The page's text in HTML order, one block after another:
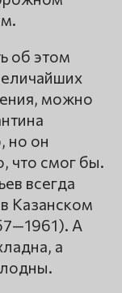
об этом
можно
но он
что смог бы.
всегда
Казанском
А
а